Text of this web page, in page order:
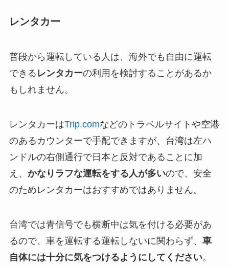
レンタカー
普段から運転している人は、海外でも自由に運転
できる レンタカーの利用を検討することがあるか
もしれません。
レンタカーはTrip.comなどのトラベルサイトや空港
のあるカウンターで手配できますが、台湾は左ハ
ンドルの右側通行で日本と反対であることに加
え、 かなりラフな運転をする人が多いので、安全
のためレンタカーはおすすめではありません。
台湾では青信号でも横断中は気を付ける必要があ
るので、車を運転する運転しないに関わらず、 車
自体には十分に気をつけるようにしてください。